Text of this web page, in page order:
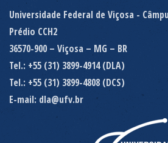
Universidade Federal de Viçosa -
Prédio CCH2
36570-900 – Viçosa – MG – BR
Tel.: +55 (31) 3899-4914 (DLA)
Tel.: +55 (31) 3899-4808 (DCS)
E-mail: dla@ufv.br